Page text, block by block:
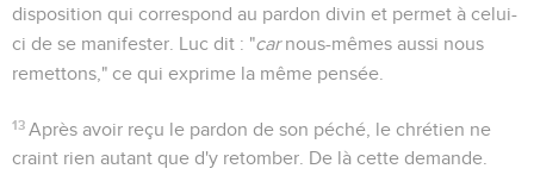
disposition qui correspond au pardon divin et permet à celui-
ci de se manifester. Luc dit : "carnous-mêmes aussi nous
remettons," ce qui exprime la même pensée.
13 Après avoir reçu le pardon de son péché, le chrétien ne
craint rien autant que d'y retomber. De là cette demande.